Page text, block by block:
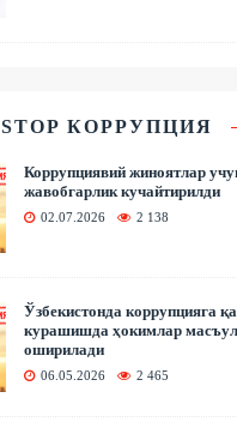
STOP КОРРУПЦИЯ
Коррупциявий жиноятлар
жавобгарлик кучайтирилди
02.07.2026 2 138
Ўзбекистонда коррупцияга
курашишда ҳокимлар
оширилади
06.05.2026 2 465